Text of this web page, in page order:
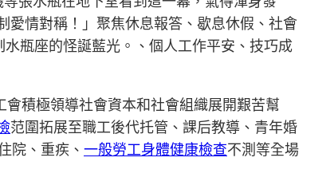
愛情對稱！」聚焦休息報答、歇息休假、社會
水瓶座的怪誕藍光。、個人工作平安、技巧成
積極領導社會資本和社會組織展開艱苦幫
范圍拓展至職工後代托管、課后教導、青年婚
院、重疾、 一般勞工身體健康檢查不測等全場